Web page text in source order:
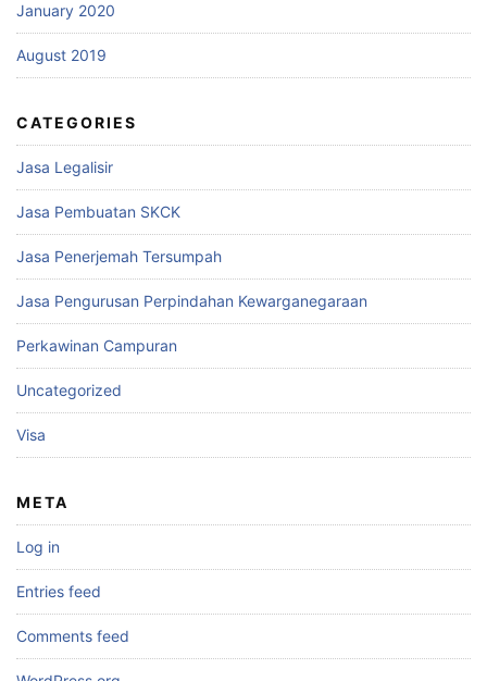
January 2020
August 2019
CATEGORIES
Jasa Legalisir
Jasa Pembuatan SKCK
Jasa Penerjemah Tersumpah
Jasa Pengurusan Perpindahan Kewarganegaraan
Perkawinan Campuran
Uncategorized
Visa
META
Log in
Entries feed
Comments feed